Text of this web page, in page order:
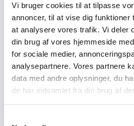
Vi bruger cookies til at tilpasse
annoncer, til at vise dig funktioner
at analysere vores trafik. Vi deler
din brug af vores hjemmeside
for sociale medier,
analysepartnere. Vores partnere
data med andre oplysninger, du
de har indsamlet fra din brug af
Since late June and
has faced a devastating
triggered by exceptionally
glacier-fed surges. The
widespread riverine and flash
As of July 29, 2025, prolonged
across Pakistan have resulted
injuries, according to the
Entire villages, farmlands,